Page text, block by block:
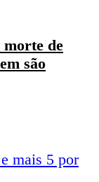
morte de
são